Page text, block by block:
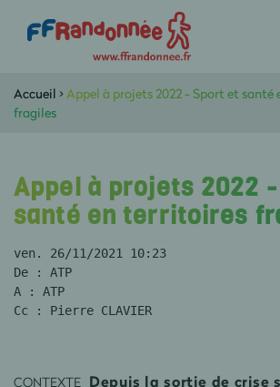
Accueil >Appel à projets 2022 - Sport et santé
fragiles
Appel à projets 2022
santé en territoires
ven. 26/11/2021 10:23
De : ATP
A : ATP
Cc : Pierre CLAVIER
CONTEXTE Depuis la sortie de crise